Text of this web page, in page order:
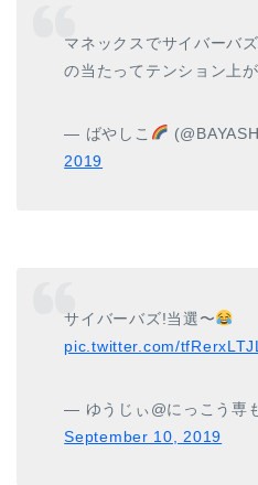
マネックスでサイバーバ
の当たってテンション上
— ばやしこ
2019
サイバーバズ!当選〜
pic.twitter.com/
— ゆうじぃ@にっこう専
September 10, 2019